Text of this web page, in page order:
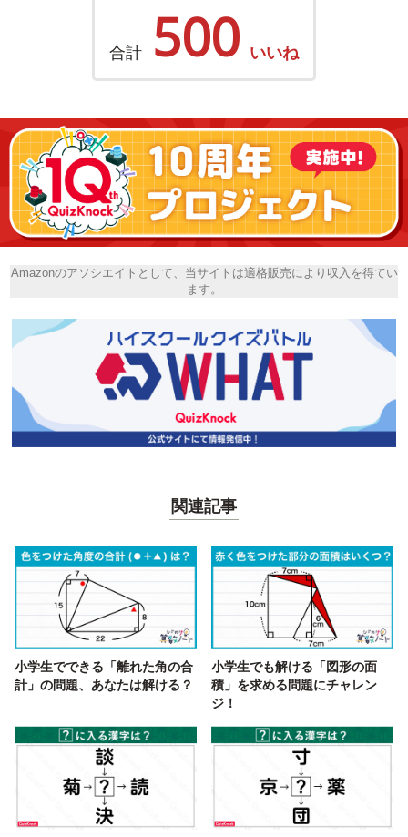
合計 500 いいね
Amazonのアソシエイトとして、当サイトは適格販売により収入を得てい
ます。
関連記事
小学生でできる「離れた角の合
計」の問題、あなたは解ける？
小学生でも解ける「図形の面
積」を求める問題にチャレン
ジ！